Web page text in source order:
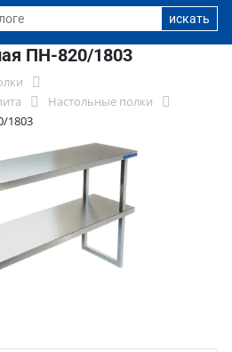
ПН-820/1803
Настольные полки
1803